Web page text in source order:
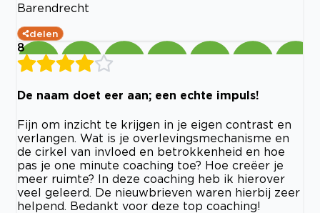
Barendrecht
delen
8
De naam doet eer aan; een echte impuls!
Fijn om inzicht te krijgen in je eigen contrast en
verlangen. Wat is je overlevingsmechanisme en
de cirkel van invloed en betrokkenheid en hoe
pas je one minute coaching toe? Hoe creëer je
meer ruimte? In deze coaching heb ik hierover
veel geleerd. De nieuwbrieven waren hierbij zeer
helpend. Bedankt voor deze top coaching!